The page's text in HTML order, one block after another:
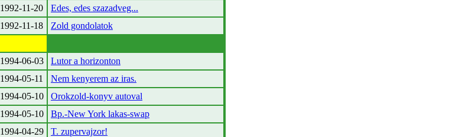
1992-11-20
Edes, edes szazadveg...
1992-11-18
Zold gondolatok
1994-06-03
Lutor a horizonton
1994-05-11
Nem kenyerem az iras.
1994-05-10
Orokzold-konyv autoval
1994-05-10
Bp.-New York lakas-swap
1994-04-29
T. zupervajzor!